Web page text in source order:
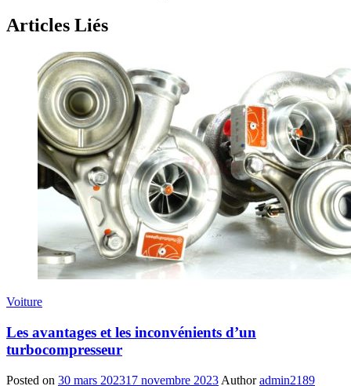
Articles Liés
Voiture
Les avantages et les inconvénients d’un
turbocompresseur
Posted on 30 mars 202317 novembre 2023 Author admin2189